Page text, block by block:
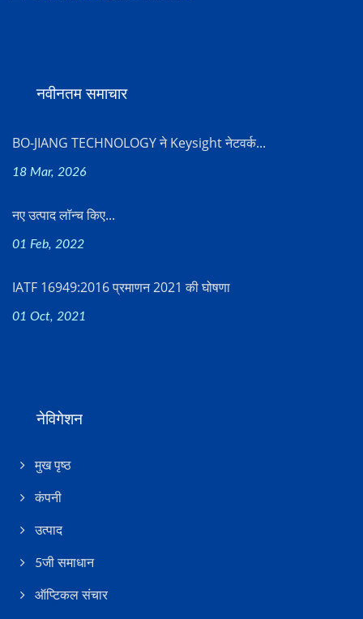
नवीनतम समाचार
BO-JIANG TECHNOLOGY ने Keysight नेटवर्क...
18 Mar, 2026
नए उत्पाद लॉन्च किए...
01 Feb, 2022
IATF 16949:2016 प्रमाणन 2021 की घोषणा
01 Oct, 2021
नेविगेशन
मुख पृष्ठ
कंपनी
उत्पाद
5जी समाधान
ऑप्टिकल संचार